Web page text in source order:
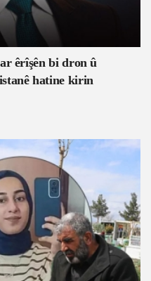
êrîşên bi dron û
hatine kirin